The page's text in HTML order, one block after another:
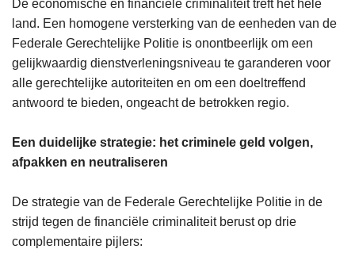
De economische en financiële criminaliteit treft het hele
land. Een homogene versterking van de eenheden van de
Federale Gerechtelijke Politie is onontbeerlijk om een
gelijkwaardig dienstverleningsniveau te garanderen voor
alle gerechtelijke autoriteiten en om een doeltreffend
antwoord te bieden, ongeacht de betrokken regio.
Een duidelijke strategie: het criminele geld volgen,
afpakken en neutraliseren
De strategie van de Federale Gerechtelijke Politie in de
strijd tegen de financiële criminaliteit berust op drie
complementaire pijlers: